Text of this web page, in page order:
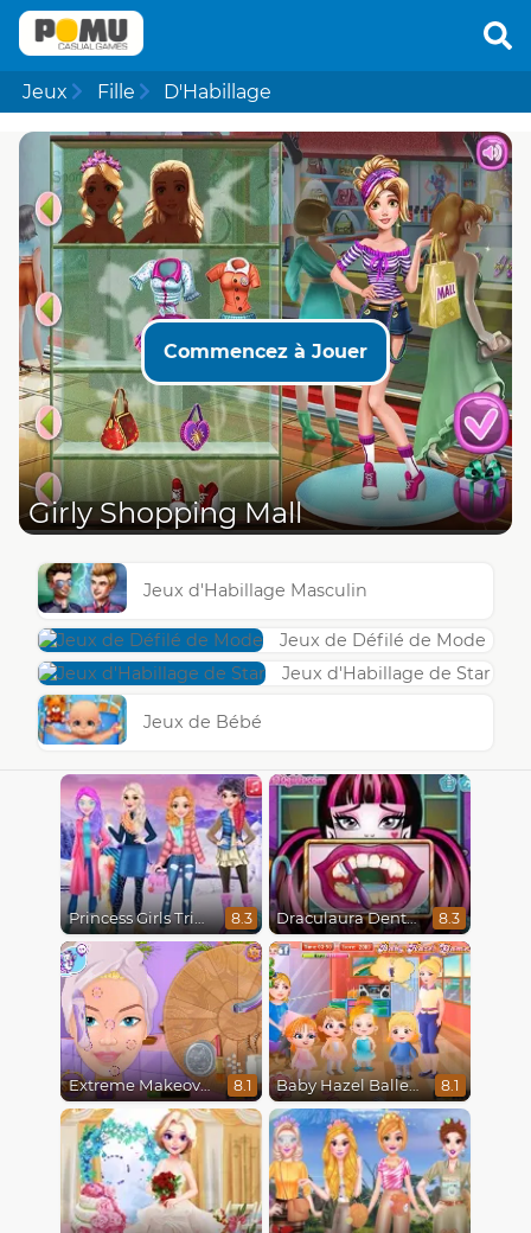
Jeux Fille D'Habillage
Commencez à Jouer
Girly Shopping Mall
Jeux d'Habillage Masculin
Jeux de Défilé de Mode
Jeux d'Habillage de Star
Jeux de Bébé
Princess Girls Trip To Aspen 8.3 Draculaura Dentist 8.3
Extreme Makeover 8.1 Baby Hazel Ballerina Dance 8.1